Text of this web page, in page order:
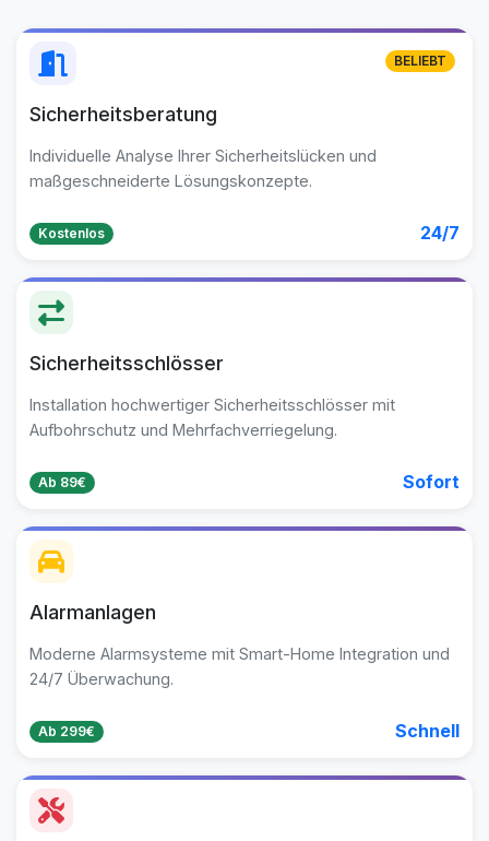
Sicherheitsberatung
Individuelle Analyse Ihrer Sicherheitslücken und
maßgeschneiderte Lösungskonzepte.
Kostenlos 24/7
BELIEBT
Sicherheitsschlösser
Installation hochwertiger Sicherheitsschlösser mit
Aufbohrschutz und Mehrfachverriegelung.
Ab 89€ Sofort
Alarmanlagen
Moderne Alarmsysteme mit Smart-Home Integration und
24/7 Überwachung.
Ab 299€ Schnell